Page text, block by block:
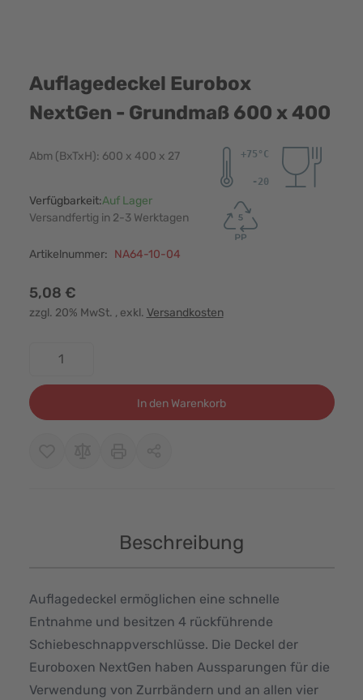
Auflagedeckel Eurobox
NextGen - Grundmaß 600 x 400
Abm (BxTxH): 600 x 400 x 27
Verfügbarkeit:Auf Lager
Versandfertig in 2-3 Werktagen
Artikelnummer: NA64-10-04
5,08 €
zzgl. 20% MwSt. , exkl. Versandkosten
In den Warenkorb
Beschreibung
Auflagedeckel ermöglichen eine schnelle
Entnahme und besitzen 4 rückführende
Schiebeschnappverschlüsse. Die Deckel der
Euroboxen NextGen haben Aussparungen für die
Verwendung von Zurrbändern und an allen vier